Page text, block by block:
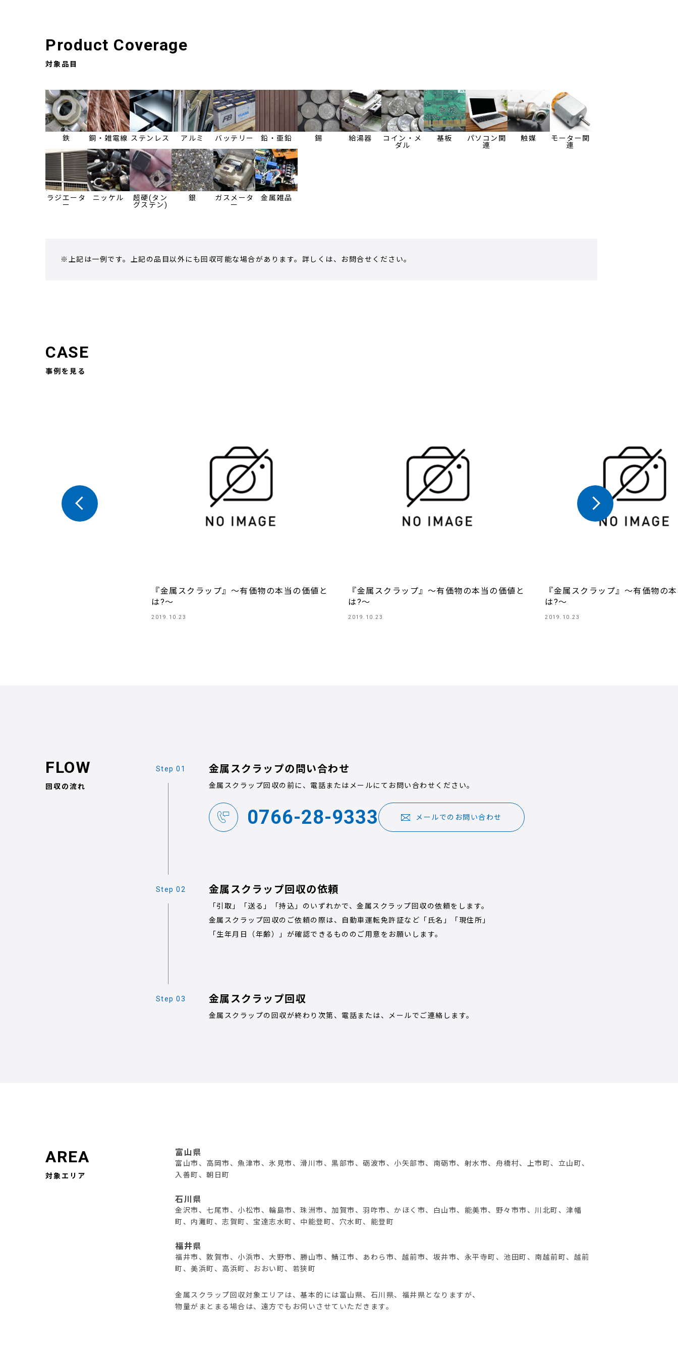
Product Coverage
対象品目
鉄 銅・雑電線 ステンレス アルミ バッテリー 鉛・亜鉛 錫 給湯器
コイン・メ
ダル
基板
パソコン関
連
触媒
モーター関
連
ラジエータ
ー
ニッケル
超硬(タン
グステン)
銀
ガスメータ
ー
金属雑品
※上記は一例です。上記の品目以外にも回収可能な場合があります。詳しくは、お問合せください。
CASE
事例を見る
『金属スクラップ』～有価物の本当の価値と
は?～
2019.10.23
『金属スクラップ』～有価物の本当の価値と
は?～
2019.10.23
『金属スクラップ』～有価物の
は?～
2019.10.23
FLOW
回収の流れ
金属スクラップの問い合わせ
金属スクラップ回収の前に、電話またはメールにてお問い合わせください。
0766-28-9333 メールでのお問い合わせ
金属スクラップ回収の依頼
「引取」「送る」「持込」のいずれかで、金属スクラップ回収の依頼をします。
金属スクラップ回収のご依頼の際は、自動車運転免許証など「氏名」「現住所」
「生年月日（年齢）」が確認できるもののご用意をお願いします。
金属スクラップ回収
金属スクラップの回収が終わり次第、電話または、メールでご連絡します。
AREA
対象エリア
富山県
富山市、高岡市、魚津市、氷見市、滑川市、黒部市、砺波市、小矢部市、南砺市、射水市、舟橋村、上市町、立山町、
入善町、朝日町
石川県
金沢市、七尾市、小松市、輪島市、珠洲市、加賀市、羽咋市、かほく市、白山市、能美市、野々市市、川北町、津幡
町、内灘町、志賀町、宝達志水町、中能登町、穴水町、能登町
福井県
福井市、敦賀市、小浜市、大野市、勝山市、鯖江市、あわら市、越前市、坂井市、永平寺町、池田町、南越前町、越前
町、美浜町、高浜町、おおい町、若狭町
金属スクラップ回収対象エリアは、基本的には富山県、石川県、福井県となりますが、
物量がまとまる場合は、遠方でもお伺いさせていただきます。